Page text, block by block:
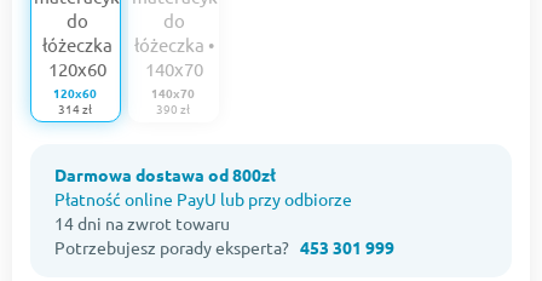
120x60
314 zł
140x70
390 zł
Darmowa dostawa od 800zł
Płatność online PayU lub przy odbiorze
14 dni na zwrot towaru
Potrzebujesz porady eksperta? 453 301 999